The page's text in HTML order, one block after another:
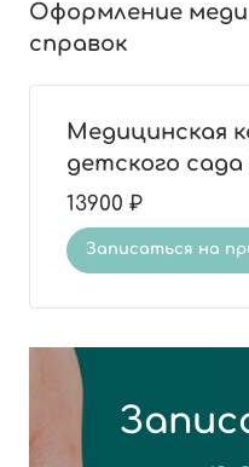
Оформление
справок
Медицинская
детского
13900 ₽
Записаться на